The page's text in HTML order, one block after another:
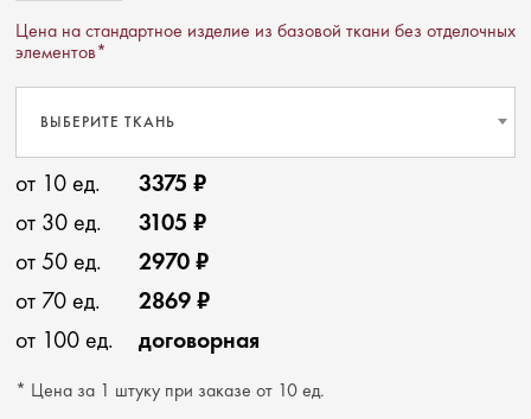
Цена на стандартное изделие из базовой ткани без отделочных
элементов*
ВЫБЕРИТЕ ТКАНЬ
от 10 ед.
3375 ₽
от 30 ед.
3105 ₽
от 50 ед.
2970 ₽
от 70 ед.
2869 ₽
от 100 ед.
договорная
* Цена за 1 штуку при заказе от 10 ед.